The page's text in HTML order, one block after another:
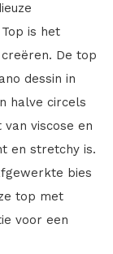
is het
De top
dessin in
halve circels
viscose en
en stretchy is.
bies
top met
voor een